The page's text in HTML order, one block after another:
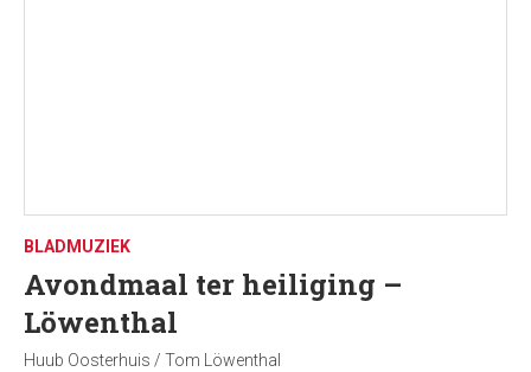
BLADMUZIEK
Avondmaal ter heiliging –
Löwenthal
Huub Oosterhuis / Tom Löwenthal